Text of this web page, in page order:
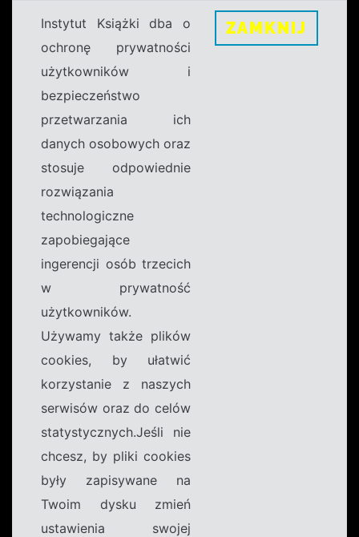
Instytut Książki dba o
ochronę prywatności
użytkowników i
bezpieczeństwo
przetwarzania ich
danych osobowych oraz
stosuje odpowiednie
rozwiązania
technologiczne
zapobiegające
ingerencji osób trzecich
w prywatność
użytkowników.
Używamy także plików
cookies, by ułatwić
korzystanie z naszych
serwisów oraz do celów
statystycznych.Jeśli nie
chcesz, by pliki cookies
były zapisywane na
Twoim dysku zmień
ustawienia swojej
ZAMKNIJ